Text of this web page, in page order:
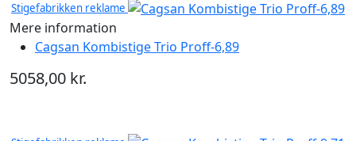
Stigefabrikken reklame
Mere information
Cagsan Kombistige Trio Proff-6,89
5058,00 kr.